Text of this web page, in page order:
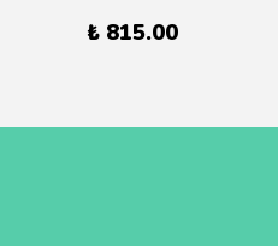
₺ 815.00